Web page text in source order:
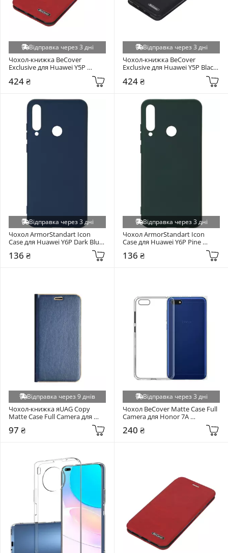
Відправка через 3 дні
Чохол-книжка BeCover
Exclusive для Huawei Y5P
424 ₴
Відправка через 3 дні
Чохол-книжка BeCover
Exclusive для Huawei Y5P Black
424 ₴
Відправка через 3 дні
Чохол ArmorStandart Icon
Case для Huawei Y6P Dark Blue
136 ₴
Відправка через 3 дні
Чохол ArmorStandart Icon
Case для Huawei Y6P Pine
136 ₴
Відправка через 9 днів
Чохол-книжка яUAG Copy
Matte Case Full Camera для
(RL056780)
97 ₴
Відправка через 3 дні
Чохол BeCover Matte Case Full
Camera для Honor 7A
240 ₴